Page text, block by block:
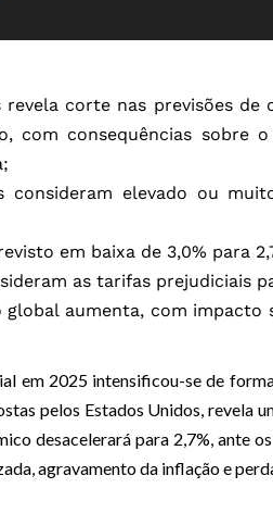
revela corte nas previsões de
com consequências sobre
consideram elevado ou
em baixa de 3,0% para
as tarifas prejudiciais
global aumenta, com impacto
em 2025 intensificou-se de
pelos Estados Unidos, revela
desacelerará para 2,7%, ante
agravamento da inflação e